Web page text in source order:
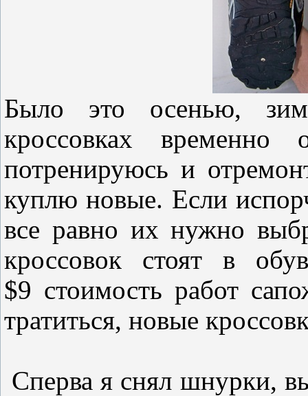
Было это осенью,
кроссовках
потренируюсь и
куплю новые. Если
все равно их нужно
кроссовок стоят в
$9 стоимость работ
тратиться, новые
Сперва я снял шнурки,